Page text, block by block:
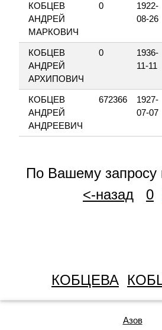
КОБЦЕВ
АНДРЕЙ
МАРКОВИЧ
0
1922-
08-26
КОБЦЕВ
АНДРЕЙ
АРХИПОВИЧ
0
1936-
11-11
КОБЦЕВ
АНДРЕЙ
АНДРЕЕВИЧ
672366
1927-
07-07
По Вашему запросу
<-назад
0
КОБЦЕВА
Азов